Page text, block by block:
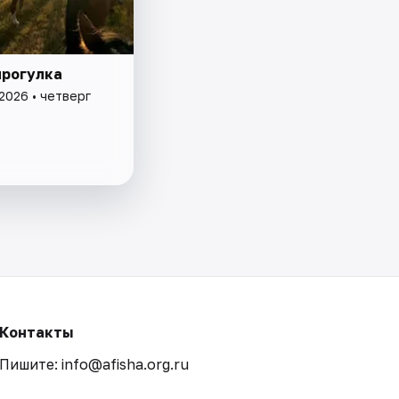
• четверг
Контакты
Пишите: info@afisha.org.ru